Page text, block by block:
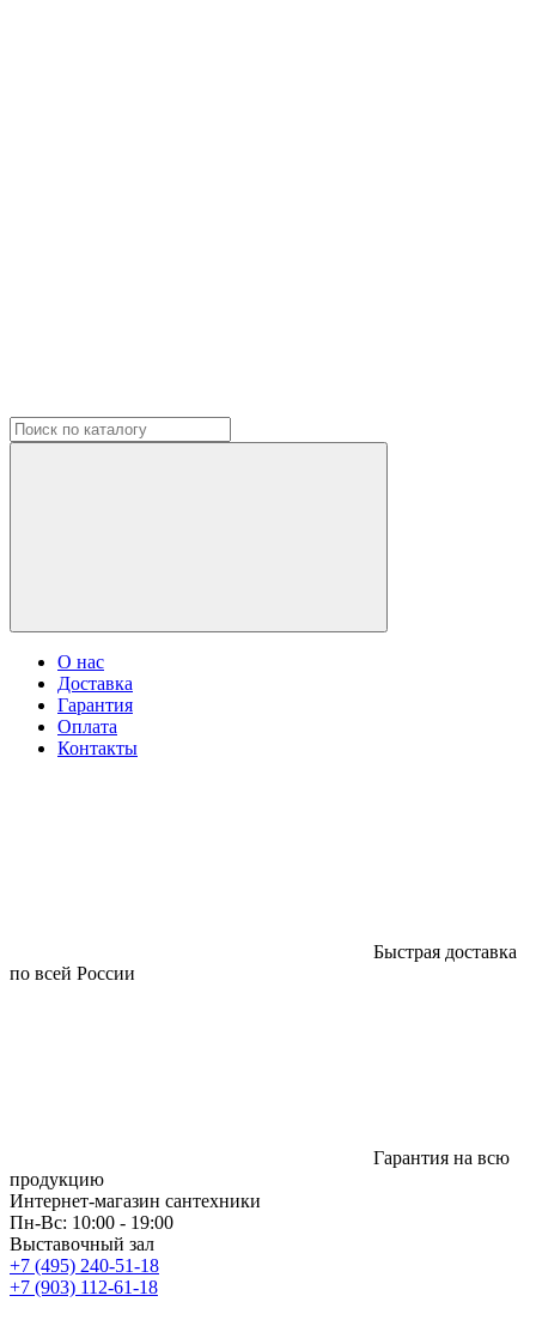
О нас
Доставка
Гарантия
Оплата
Контакты
Быстрая доставка
по всей России
Гарантия на всю
продукцию
Интернет-магазин сантехники
Пн-Вс: 10:00 - 19:00
Выставочный зал
+7 (495) 240-51-18
+7 (903) 112-61-18